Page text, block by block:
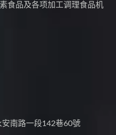
食品及各项加工调理食品机
南路一段142巷60號